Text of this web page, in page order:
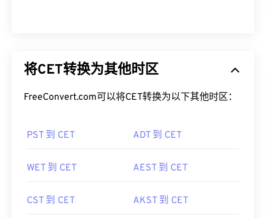
将CET转换为其他时区
FreeConvert.com可以将CET转换为以下其他时区：
PST 到 CET ADT 到 CET
WET 到 CET AEST 到 CET
CST 到 CET AKST 到 CET